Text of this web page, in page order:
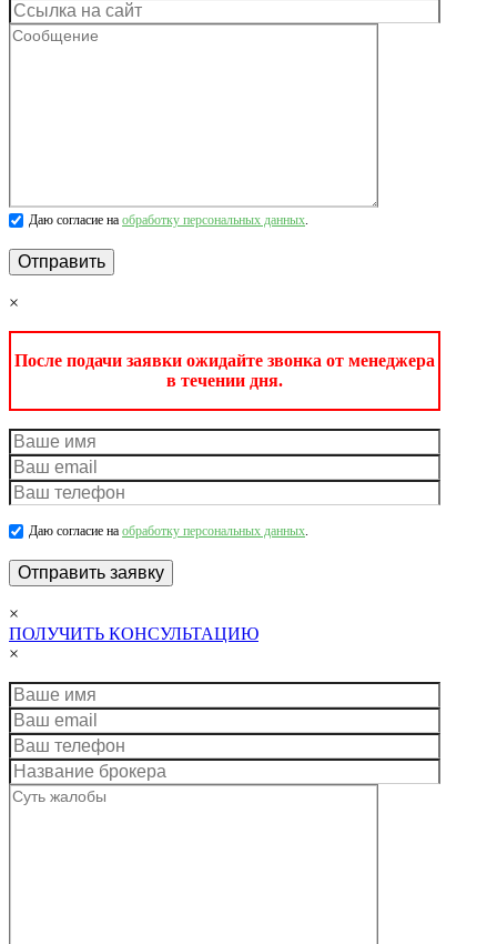
Даю согласие на обработку персональных данных.
×
После подачи заявки ожидайте звонка от менеджера
в течении дня.
Даю согласие на обработку персональных данных.
×
ПОЛУЧИТЬ КОНСУЛЬТАЦИЮ
×